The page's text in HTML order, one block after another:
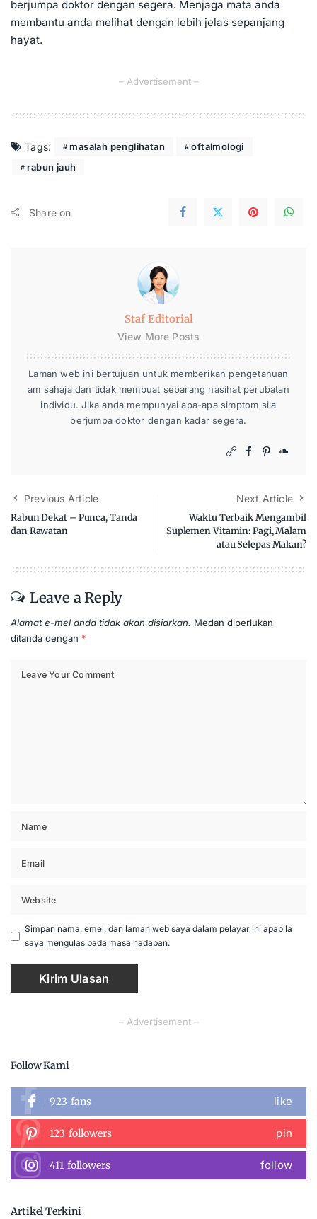
berjumpa doktor dengan segera. Menjaga mata anda
membantu anda melihat dengan lebih jelas sepanjang
hayat.
– Advertisement –
Tags: masalah penglihatan
oftalmologi
rabun jauh
Share on
Staf Editorial
View More Posts
Laman web ini bertujuan untuk memberikan pengetahuan
am sahaja dan tidak membuat sebarang nasihat perubatan
individu. Jika anda mempunyai apa-apa simptom sila
berjumpa doktor dengan kadar segera.
Previous Article
Rabun Dekat – Punca, Tanda
dan Rawatan
Next Article
Waktu Terbaik Mengambil
Suplemen Vitamin: Pagi, Malam
atau Selepas Makan?
Leave a Reply
Alamat e-mel anda tidak akan disiarkan. Medan diperlukan
ditanda dengan *
Simpan nama, emel, dan laman web saya dalam pelayar ini apabila
saya mengulas pada masa hadapan.
– Advertisement –
Follow Kami
923 fans like
123 followers pin
411 followers follow
Artikel Terkini